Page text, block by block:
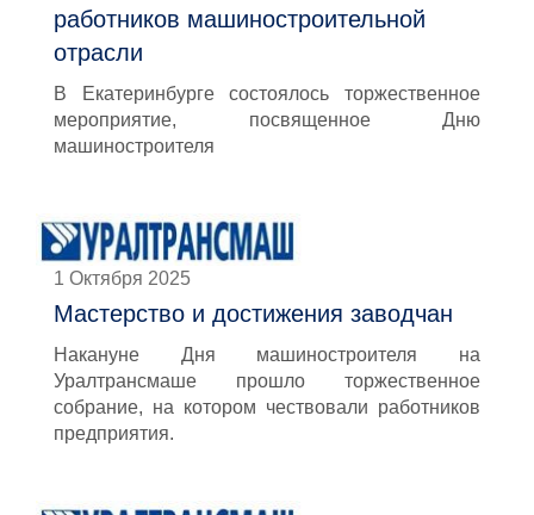
работников машиностроительной
отрасли
В Екатеринбурге состоялось торжественное
мероприятие, посвященное Дню
машиностроителя
1 Октября 2025
Мастерство и достижения заводчан
Накануне Дня машиностроителя на
Уралтрансмаше прошло торжественное
собрание, на котором чествовали работников
предприятия.